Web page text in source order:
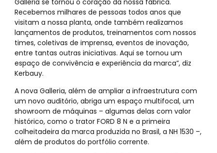
Galleria se tornou o coração da nossa fábrica.
Recebemos milhares de pessoas todos anos que
visitam a nossa planta, onde também realizamos
lançamentos de produtos, treinamentos com nossos
times, coletivas de imprensa, eventos de inovação,
entre tantas outras iniciativas. Aqui se tornou um
espaço de convivência e experiência da marca”, diz
Kerbauy.
A nova Galleria, além de ampliar a infraestrutura com
um novo auditório, abriga um espaço multifocal, um
showroom de máquinas – algumas delas com valor
histórico, como o trator FORD 8 N e a primeira
colheitadeira da marca produzida no Brasil, a NH 1530 –,
além de produtos do portfólio corrente.